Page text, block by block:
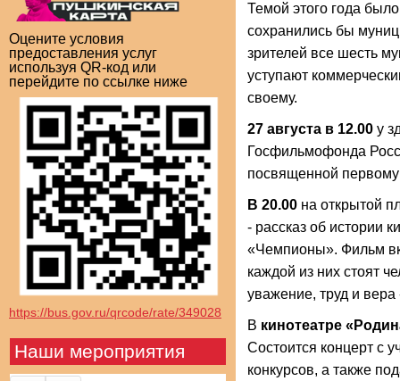
Оцените условия
предоставления услуг
используя QR-код или
перейдите по ссылке ниже
https://bus.gov.ru/qrcode/rate/349028
Наши мероприятия
Темой этого года
сохранились бы
зрителей все шесть
уступают
своему.
27 августа в 12.00 у
Госфильмофонда
посвященной первому
В 20.00 на открытой
- рассказ об истории
«Чемпионы». Фильм
каждой из них стоят
уважение, труд и вера
В кинотеатре
Состоится концерт с
конкурсов, а также